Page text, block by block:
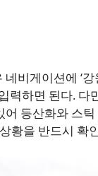
비게이션에 ‘
력하면 된다. 다
어 등산화와 스
황을 반드시 확